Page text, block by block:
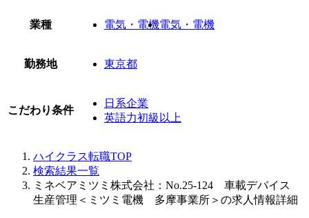
業種 電気・電機電気・電機
勤務地 東京都
こだわり条件
日系企業
英語力初級以上
ハイクラス転職TOP
検索結果一覧
ミネベアミツミ株式会社：No.25-124 車載デバイス
生産管理＜ミツミ電機 多摩事業所＞の求人情報詳細